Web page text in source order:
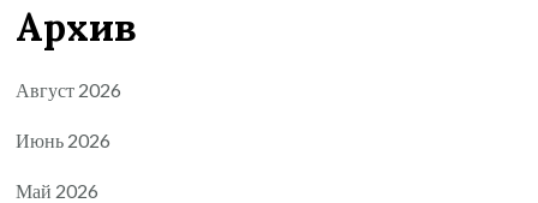
Архив
Август 2026
Июнь 2026
Май 2026